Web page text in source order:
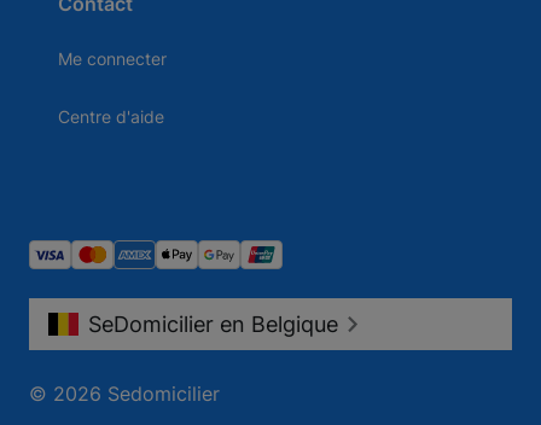
Me connecter
Centre d'aide
© 2026 Sedomicilier
SeDomicilier en Belgique